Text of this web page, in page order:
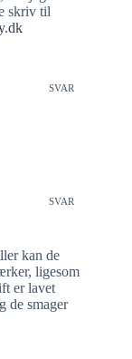
skriv til
SVAR
SVAR
kan de
ligesom
er lavet
de smager